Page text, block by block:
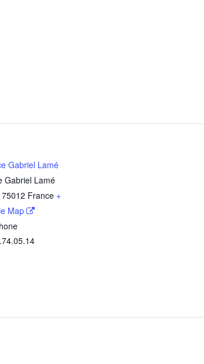
Gabriel Lamé
Gabriel Lamé
75012 France +
Map